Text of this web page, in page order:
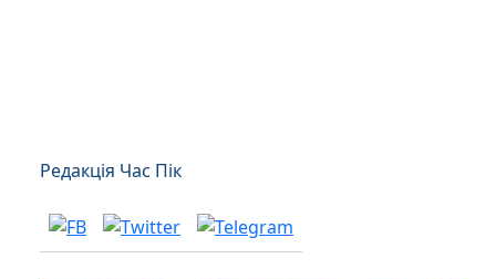
Редакція Час Пік